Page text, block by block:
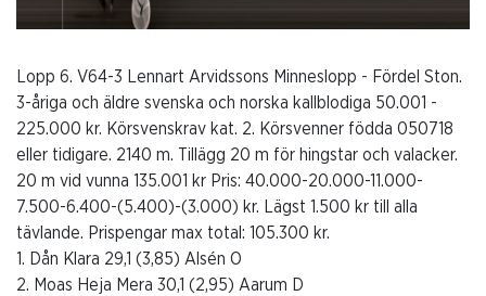
Lopp 6. V64-3 Lennart Arvidssons Minneslopp - Fördel Ston.
3-åriga och äldre svenska och norska kallblodiga 50.001 -
225.000 kr. Körsvenskrav kat. 2. Körsvenner födda 050718
eller tidigare. 2140 m. Tillägg 20 m för hingstar och valacker.
20 m vid vunna 135.001 kr Pris: 40.000-20.000-11.000-
7.500-6.400-(5.400)-(3.000) kr. Lägst 1.500 kr till alla
tävlande. Prispengar max total: 105.300 kr.
1. Dån Klara 29,1 (3,85) Alsén O
2. Moas Heja Mera 30,1 (2,95) Aarum D